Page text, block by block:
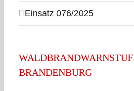
Einsatz 076/2025
BRANDENBURG